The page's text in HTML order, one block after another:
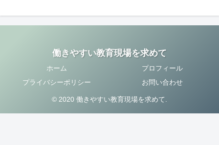
働きやすい教育現場を求めて
ホーム
プロフィール
プライバシーポリシー
お問い合わせ
© 2020 働きやすい教育現場を求めて.